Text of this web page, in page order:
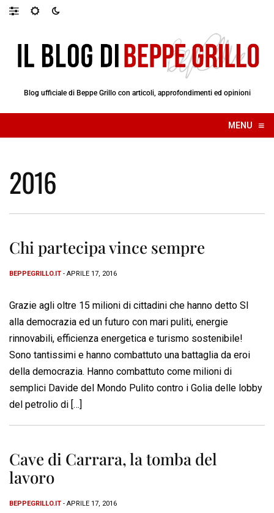
Blog ufficiale di Beppe Grillo con articoli, approfondimenti ed opinioni
MENU ≡
☰
2016
Chi partecipa vince sempre
BEPPEGRILLO.IT - APRILE 17, 2016
Grazie agli oltre 15 milioni di cittadini che hanno detto SI
alla democrazia ed un futuro con mari puliti, energie
rinnovabili, efficienza energetica e turismo sostenibile!
Sono tantissimi e hanno combattuto una battaglia da eroi
della democrazia. Hanno combattuto come milioni di
semplici Davide del Mondo Pulito contro i Golia delle lobby
del petrolio di […]
Cave di Carrara, la tomba del
lavoro
BEPPEGRILLO.IT - APRILE 17, 2016